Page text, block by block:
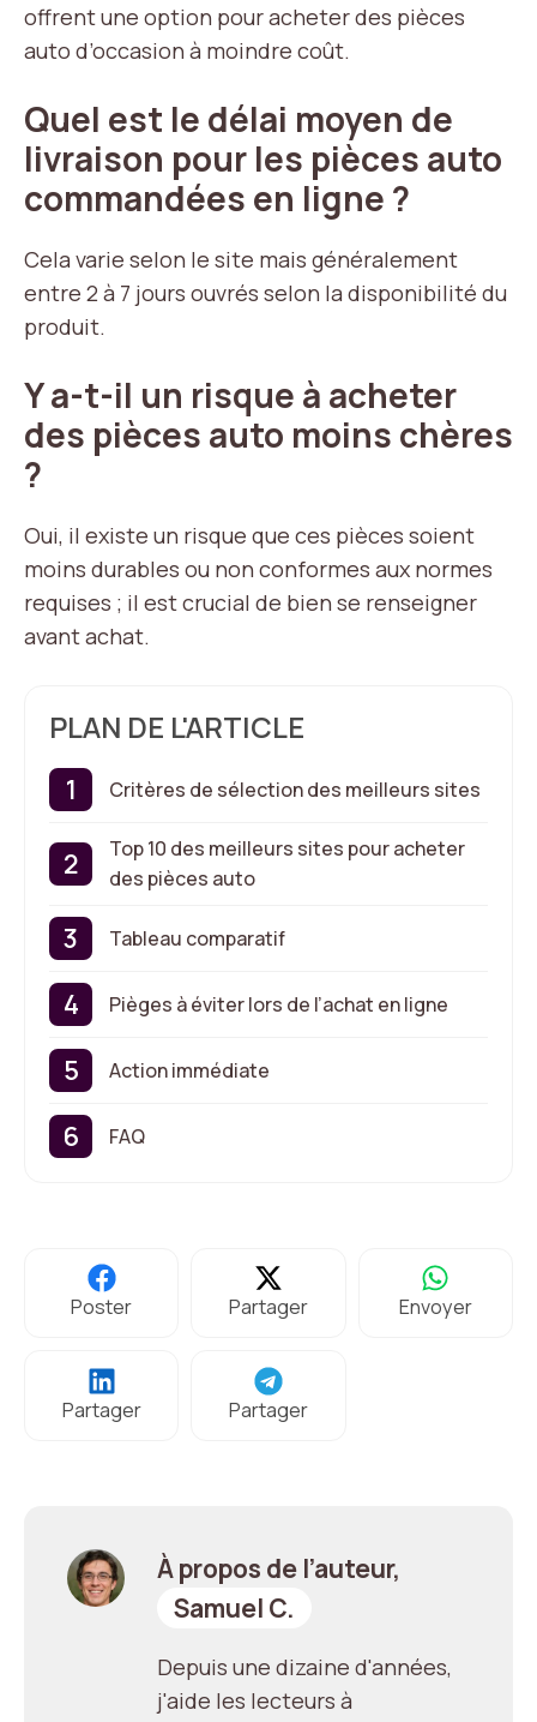
offrent une option pour acheter des pièces
auto d’occasion à moindre coût.
Quel est le délai moyen de
livraison pour les pièces auto
commandées en ligne ?
Cela varie selon le site mais généralement
entre 2 à 7 jours ouvrés selon la disponibilité du
produit.
Y a-t-il un risque à acheter
des pièces auto moins chères
?
Oui, il existe un risque que ces pièces soient
moins durables ou non conformes aux normes
requises ; il est crucial de bien se renseigner
avant achat.
PLAN DE L'ARTICLE
Critères de sélection des meilleurs sites
Top 10 des meilleurs sites pour acheter
des pièces auto
Tableau comparatif
Pièges à éviter lors de l’achat en ligne
Action immédiate
FAQ
Poster Partager Envoyer
Partager Partager
À propos de l’auteur,
Samuel C.
Depuis une dizaine d'années,
j'aide les lecteurs à